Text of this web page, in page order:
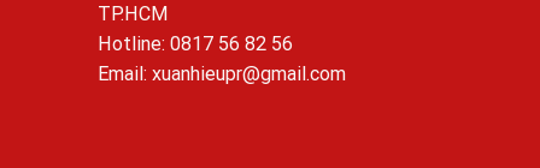
TP.HCM
Hotline: 0817 56 82 56
Email: xuanhieupr@gmail.com